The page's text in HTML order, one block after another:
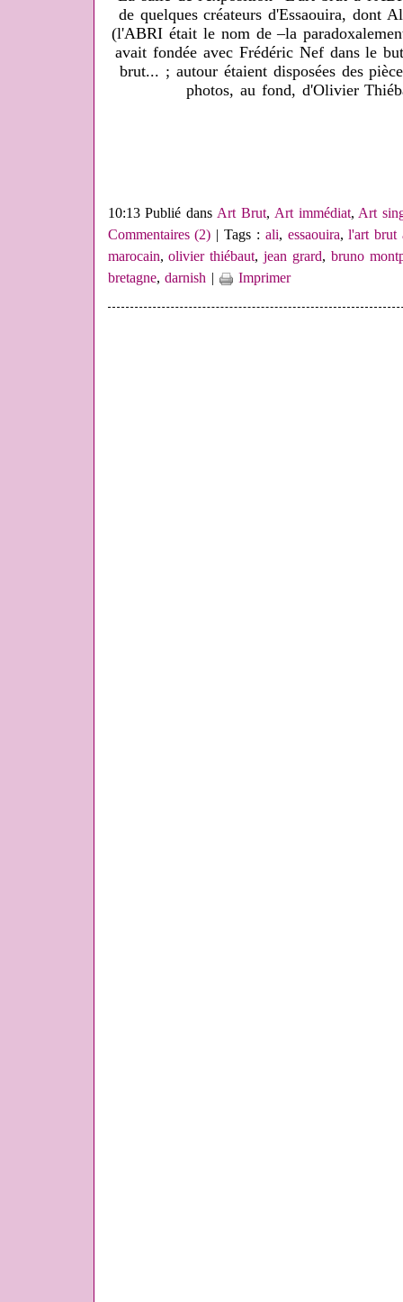
de quelques créateurs d'Essaouira, dont
(l'ABRI était le nom de –la
avait fondée avec Frédéric Nef dans le
brut... ; autour étaient disposées des
photos, au fond, d'Olivier
10:13 Publié dansArt Brut, Art immédiat,Art
Commentaires (2) | Tags : ali, essaouira,l'art brut
marocain,olivier thiébaut,jean grard, bruno
bretagne,darnish | Imprimer